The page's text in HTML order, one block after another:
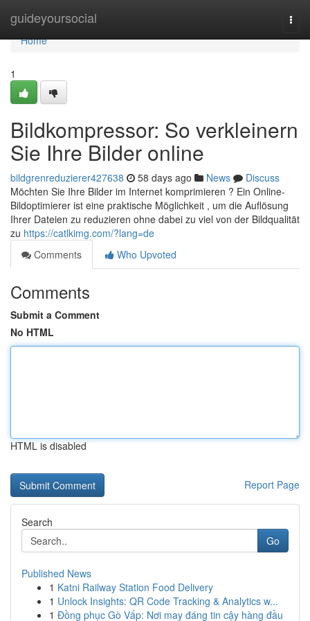
guideyoursocial
Home
Home
1
Bildkompressor: So verkleinern
Sie Ihre Bilder online
bildgrenreduzierer427638 58 days ago News
Discuss
Möchten Sie Ihre Bilder im Internet komprimieren ? Ein Online-
Bildoptimierer ist eine praktische Möglichkeit , um die Auflösung
Ihrer Dateien zu reduzieren ohne dabei zu viel von der Bildqualität
zu https://catlkimg.com/?lang=de
Comments
Who Upvoted
Comments
Submit a Comment
No HTML
HTML is disabled
Report Page
Search
Go
Published News
1 Katni Railway Station Food Delivery
1 Unlock Insights: QR Code Tracking & Analytics w...
1 Đồng phục Gò Vấp: Nơi may đáng tin cậy hàng đầu